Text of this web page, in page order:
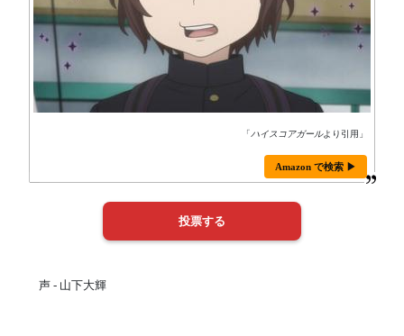
「ハイスコアガールより引用」
Amazon で検索 ▶
声 - 山下大輝